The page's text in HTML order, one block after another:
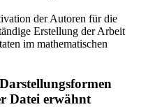
der Autoren für die
Erstellung der Arbeit
im mathematischen
Datei erwähnt